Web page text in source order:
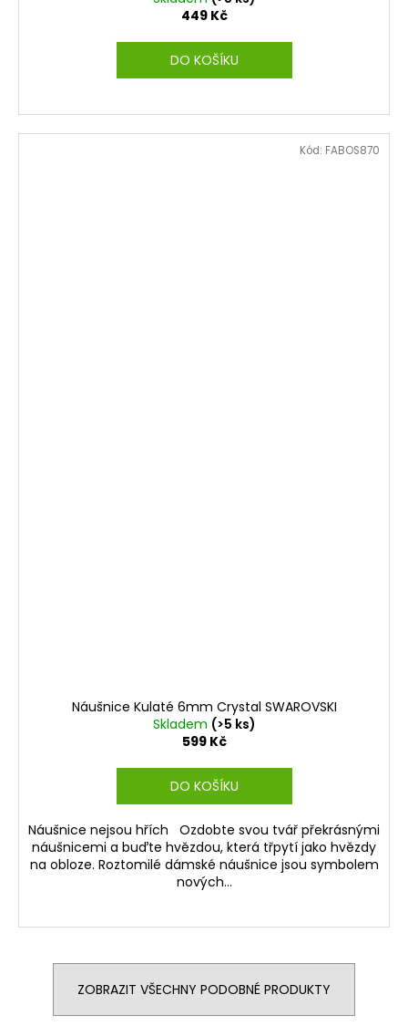
449 Kč
DO KOŠÍKU
Náušnice Kulaté 6mm Crystal SWAROVSKI
Skladem (>5 ks)
599 Kč
DO KOŠÍKU
Náušnice nejsou hřích Ozdobte svou tvář překrásnými
náušnicemi a buďte hvězdou, která třpytí jako hvězdy
na obloze. Roztomilé dámské náušnice jsou symbolem
nových...
Kód: FABOS870
ZOBRAZIT VŠECHNY PODOBNÉ PRODUKTY